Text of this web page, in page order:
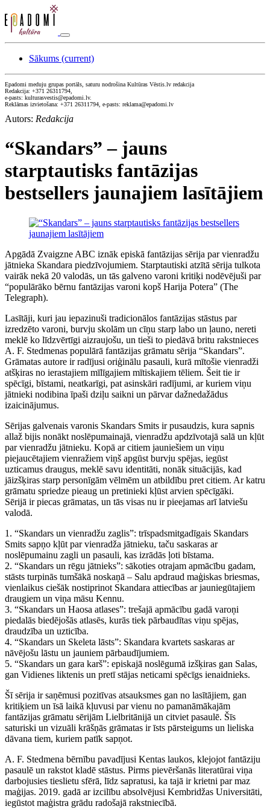
Sākums (current)
Epadomi meduju grupas portāls, saturu nodrošina Kultūras Vēstis.lv redakcija
Redakcija: +371 26311794,
e-pasts: kulturasvestis@epadomi.lv.
Reklāmas izvietošana: +371 26311794, e-pasts: reklama@epadomi.lv
Autors: Redakcija
“Skandars” – jauns
starptautisks fantāzijas
bestsellers jaunajiem lasītājiem
Apgādā Zvaigzne ABC iznāk episkā fantāzijas sērija par vienradžu
jātnieka Skandara piedzīvojumiem. Starptautiski atzītā sērija tulkota
vairāk nekā 20 valodās, un tās galveno varoni kritiķi nodēvējuši par
“populārāko bērnu fantāzijas varoni kopš Harija Potera” (The
Telegraph).
Lasītāji, kuri jau iepazinuši tradicionālos fantāzijas stāstus par
izredzēto varoni, burvju skolām un cīņu starp labo un ļauno, nereti
meklē ko līdzvērtīgi aizraujošu, un tieši to piedāvā britu rakstnieces
A. F. Stedmenas populārā fantāzijas grāmatu sērija “Skandars”.
Grāmatas autore ir radījusi oriģinālu pasauli, kurā mītošie vienradži
atšķiras no ierastajiem mīlīgajiem mītiskajiem tēliem. Šeit tie ir
spēcīgi, bīstami, neatkarīgi, pat asinskāri radījumi, ar kuriem viņu
jātnieki nodibina īpaši dziļu saikni un pārvar dažnedažādus
izaicinājumus.
Sērijas galvenais varonis Skandars Smits ir pusaudzis, kura sapnis
allaž bijis nonākt noslēpumainajā, vienradžu apdzīvotajā salā un kļūt
par vienradžu jātnieku. Kopā ar citiem jauniešiem un viņu
piejaucētajiem vienražiem viņš apgūst burvju spējas, iegūst
uzticamus draugus, meklē savu identitāti, nonāk situācijās, kad
jāizšķiras starp personīgām vēlmēm un atbildību pret citiem. Ar katru
grāmatu spriedze pieaug un pretinieki kļūst arvien spēcīgāki.
Sērijā ir piecas grāmatas, un tās visas nu ir pieejamas arī latviešu
valodā.
1. “Skandars un vienradžu zaglis”: trīspadsmitgadīgais Skandars
Smits sapņo kļūt par vienradža jātnieku, taču saskaras ar
noslēpumainu zagli un pasauli, kas izrādās ļoti bīstama.
2. “Skandars un rēgu jātnieks”: sākoties otrajam apmācību gadam,
stāsts turpinās tumšākā noskaņā – Salu apdraud maģiskas briesmas,
vienlaikus ciešāk nostiprinot Skandara attiecības ar jauniegūtajiem
draugiem un viņa māsu Kennu.
3. “Skandars un Haosa atlases”: trešajā apmācību gadā varoņi
piedalās biedējošās atlasēs, kurās tiek pārbaudītas viņu spējas,
draudzība un uzticība.
4. “Skandars un Skeleta lāsts”: Skandara kvartets saskaras ar
nāvējošu lāstu un jauniem pārbaudījumiem.
5. “Skandars un gara karš”: episkajā noslēgumā izšķiras gan Salas,
gan Vidienes liktenis un pretī stājas neticami spēcīgs ienaidnieks.
Šī sērija ir saņēmusi pozitīvas atsauksmes gan no lasītājiem, gan
kritiķiem un īsā laikā kļuvusi par vienu no pamanāmākajām
fantāzijas grāmatu sērijām Lielbritānijā un citviet pasaulē. Šīs
saturiski un vizuāli krāšņās grāmatas ir īsts pārsteigums un lieliska
dāvana tiem, kuriem patīk sapņot.
A. F. Stedmena bērnību pavadījusi Kentas laukos, klejojot fantāziju
pasaulē un rakstot kladē stāstus. Pirms pievēršanās literatūrai viņa
darbojusies tieslietu sfērā, līdz sapratusi, ka tajā ir krietni par maz
maģijas. 2019. gadā ar izcilību absolvējusi Kembridžas Universitāti,
iegūstot maģistra grādu radošajā rakstniecībā.